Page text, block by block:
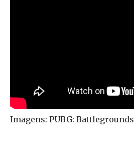
Imagens: PUBG: Battlegrounds